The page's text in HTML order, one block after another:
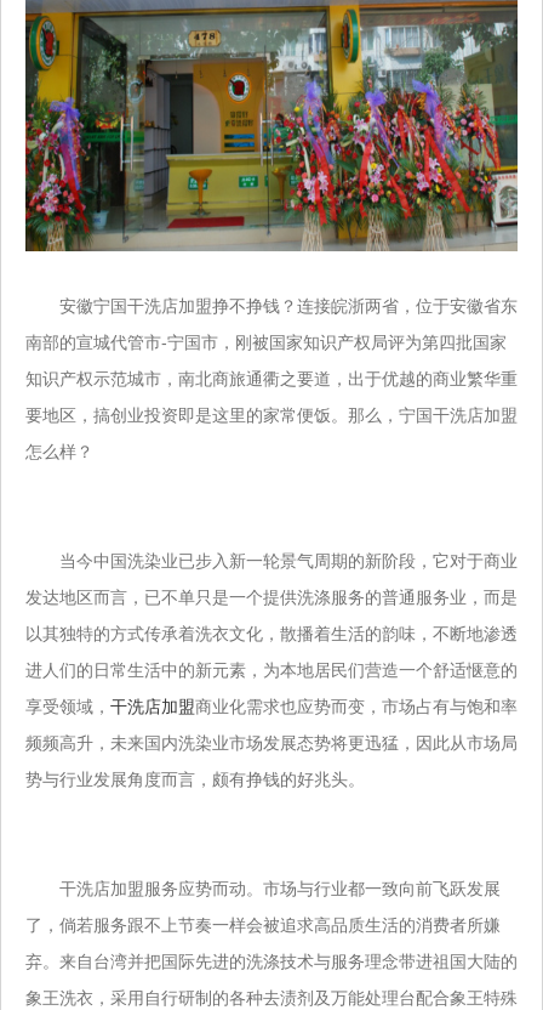
安徽宁国干洗店加盟挣不挣钱？连接皖浙两省，位于安徽省东
南部的宣城代管市-宁国市，刚被国家知识产权局评为第四批国家
知识产权示范城市，南北商旅通衢之要道，出于优越的商业繁华重
要地区，搞创业投资即是这里的家常便饭。那么，宁国干洗店加盟
怎么样？
当今中国洗染业已步入新一轮景气周期的新阶段，它对于商业
发达地区而言，已不单只是一个提供洗涤服务的普通服务业，而是
以其独特的方式传承着洗衣文化，散播着生活的韵味，不断地渗透
进人们的日常生活中的新元素，为本地居民们营造一个舒适惬意的
享受领域， 干洗店加盟商业化需求也应势而变，市场占有与饱和率
频频高升，未来国内洗染业市场发展态势将更迅猛，因此从市场局
势与行业发展角度而言，颇有挣钱的好兆头。
干洗店加盟服务应势而动。市场与行业都一致向前飞跃发展
了，倘若服务跟不上节奏一样会被追求高品质生活的消费者所嫌
弃。来自台湾并把国际先进的洗涤技术与服务理念带进祖国大陆的
象王洗衣，采用自行研制的各种去渍剂及万能处理台配合象王特殊